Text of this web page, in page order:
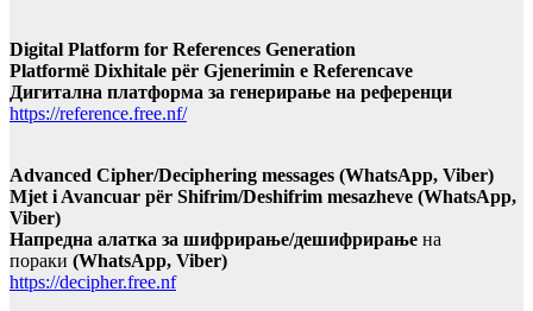
Digital Platform for References Generation
Platformë Dixhitale për Gjenerimin e Referencave
Дигитална платформа за генерирање на референци
https://reference.free.nf/
Advanced Cipher/Deciphering messages (WhatsApp, Viber)
Mjet i Avancuar për Shifrim/Deshifrim mesazheve (WhatsApp,
Viber)
Напредна алатка за шифрирање/дешифрирање на
пораки (WhatsApp, Viber)
https://decipher.free.nf